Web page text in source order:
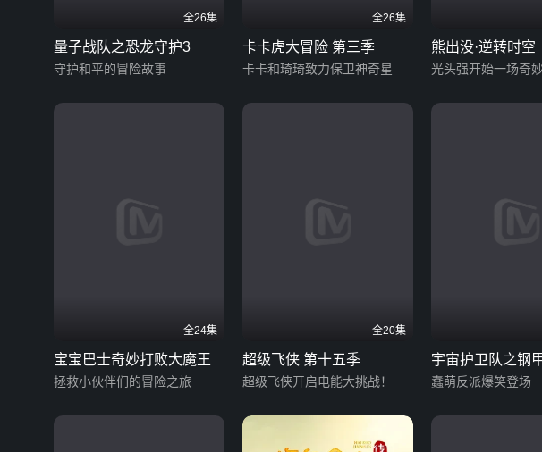
全26集
量子战队之恐龙守护3
守护和平的冒险故事
全26集
卡卡虎大冒险 第三季
卡卡和琦琦致力保卫神奇星
熊出没·逆转时空
光头强开始一场奇
全24集
宝宝巴士奇妙打败大魔王
拯救小伙伴们的冒险之旅
全20集
超级飞侠 第十五季
超级飞侠开启电能大挑战！
宇宙护卫队之钢
蠢萌反派爆笑登场